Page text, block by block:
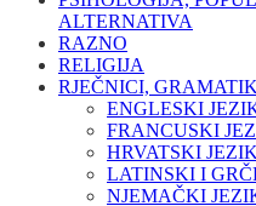
ALTERNATIVA
RAZNO
RELIGIJA
RJEČNICI,
ENGLESKI
FRANCUSKI
HRVATSKI JEZIK
LATINSKI I
NJEMAČKI